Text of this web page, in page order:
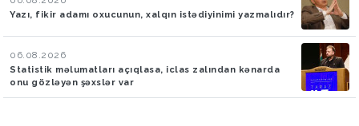
Yazı, fikir adamı oxucunun, xalqın istədiyinimi yazmalıdır?
06.08.2026
Statistik məlumatları açıqlasa, iclas zalından kənarda
onu gözləyən şəxslər var